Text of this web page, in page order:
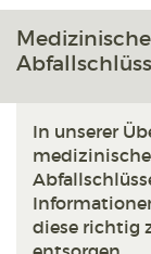
In unserer
diese richtig